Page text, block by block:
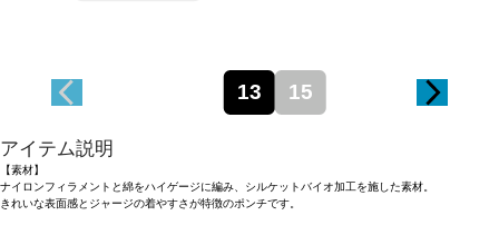
13 15
アイテム説明
【素材】
ナイロンフィラメントと綿をハイゲージに編み、シルケットバイオ加工を施した素材。
きれいな表面感とジャージの着やすさが特徴のポンチです。